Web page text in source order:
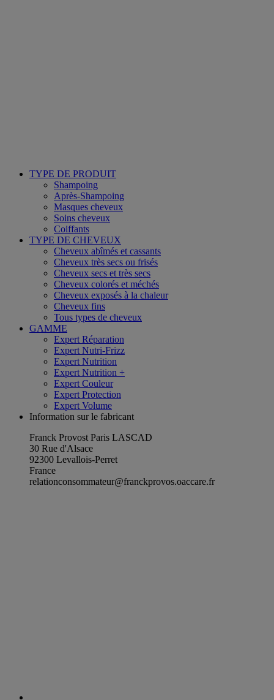
TYPE DE PRODUIT
Shampoing
Après-Shampoing
Masques cheveux
Soins cheveux
Coiffants
TYPE DE CHEVEUX
Cheveux abîmés et cassants
Cheveux très secs ou frisés
Cheveux secs et très secs
Cheveux colorés et méchés
Cheveux exposés à la chaleur
Cheveux fins
Tous types de cheveux
GAMME
Expert Réparation
Expert Nutri-Frizz
Expert Nutrition
Expert Nutrition +
Expert Couleur
Expert Protection
Expert Volume
Information sur le fabricant
Franck Provost Paris LASCAD
30 Rue d'Alsace
92300 Levallois-Perret
France
relationconsommateur@franckprovos.oaccare.fr